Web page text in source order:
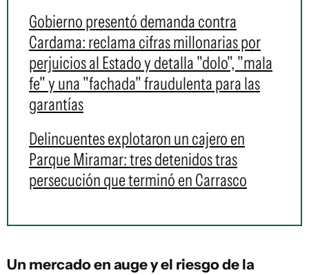
Gobierno presentó demanda contra
Cardama: reclama cifras millonarias por
perjuicios al Estado y detalla "dolo", "mala
fe" y una "fachada" fraudulenta para las
garantías
Delincuentes explotaron un cajero en
Parque Miramar: tres detenidos tras
persecución que terminó en Carrasco
Un mercado en auge y el riesgo de la